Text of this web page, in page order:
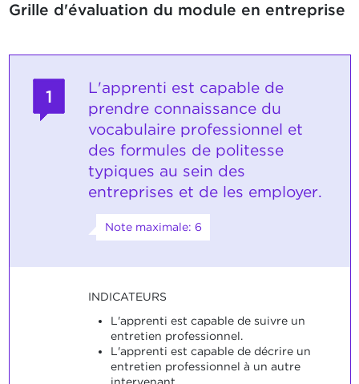
Grille d'évaluation du module en entreprise
1
L'apprenti est capable de
prendre connaissance du
vocabulaire professionnel et
des formules de politesse
typiques au sein des
entreprises et de les employer.
Note maximale: 6
INDICATEURS
L'apprenti est capable de suivre un
entretien professionnel.
L'apprenti est capable de décrire un
entretien professionnel à un autre
intervenant.